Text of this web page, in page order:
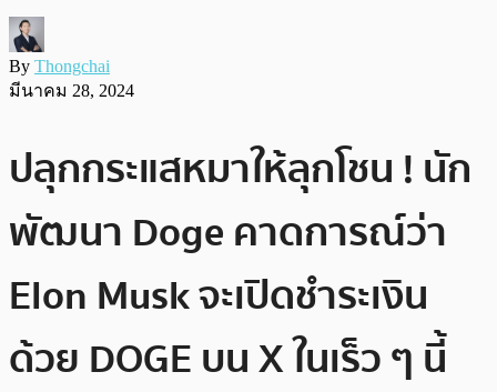
By Thongchai
มีนาคม 28, 2024
ปลุกกระแสหมาให้ลุกโชน ! นัก
พัฒนา Doge คาดการณ์ว่า
Elon Musk จะเปิดชำระเงิน
ด้วย DOGE บน X ในเร็ว ๆ นี้